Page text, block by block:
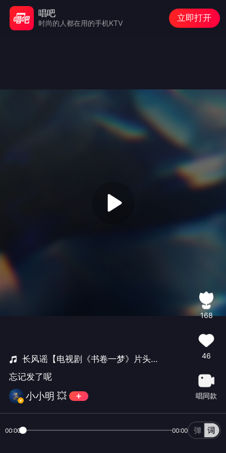
长风谣【电视剧《书卷一梦》片头主题曲】
忘记发了呢
小小明 💥
168
46
唱同款
00:00 00:00
唱吧
时尚的人都在用的手机KTV
立即打开